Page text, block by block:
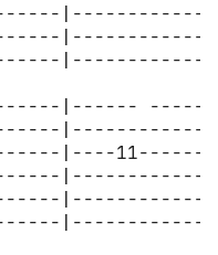
|------ ------
|----11-------